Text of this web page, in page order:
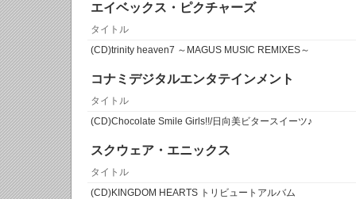
エイベックス・ピクチャーズ
タイトル
(CD)trinity heaven7 ～MAGUS MUSIC REMIXES～
コナミデジタルエンタテインメント
タイトル
(CD)Chocolate Smile Girls!!/日向美ビタースイーツ♪
スクウェア・エニックス
タイトル
(CD)KINGDOM HEARTS トリビュートアルバム